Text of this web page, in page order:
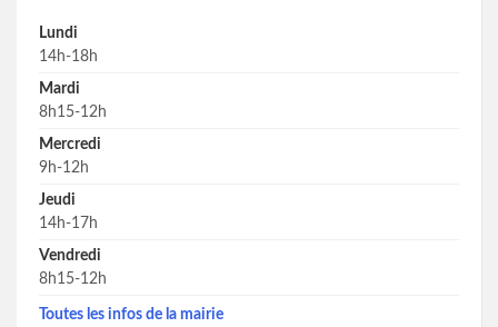
Lundi
14h-18h
Mardi
8h15-12h
Mercredi
9h-12h
Jeudi
14h-17h
Vendredi
8h15-12h
Toutes les infos de la mairie